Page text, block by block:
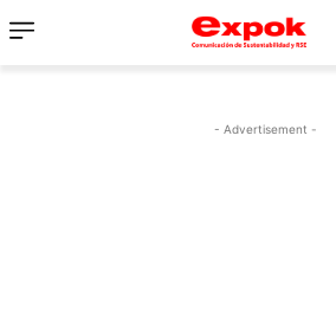
- Advertisement -